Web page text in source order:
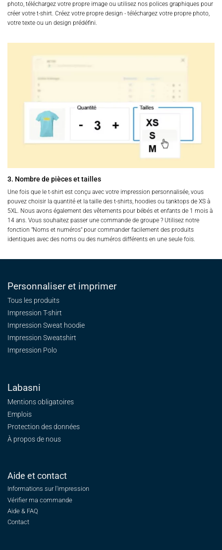
photo, téléchargez votre propre image ou utilisez nos polices graphiques pour
créer votre t-shirt. Créez votre propre design - téléchargez votre propre photo,
votre texte ou un design prédéfini.
3. Nombre de pièces et tailles
Une fois que le t-shirt est conçu avec votre impression personnalisée, vous
pouvez choisir la quantité et la taille des t-shirts, hoodies ou tanktops de XS à
5XL. Nous avons également des vêtements pour bébés et enfants de 1 mois à
14 ans. Vous souhaitez passer une commande de groupe ? Utilisez notre
fonction "Noms et numéros" pour commander facilement des produits
identiques avec des noms ou des numéros différents en une seule fois.
Personnaliser et imprimer
Tous les produits
Impression T-shirt
Impression Sweat hoodie
Impression Sweatshirt
Impression Polo
Labasni
Mentions obligatoires
Emplois
Protection des données
À propos de nous
Aide et contact
Informations sur l'impression
Vérifier ma commande
Aide & FAQ
Contact